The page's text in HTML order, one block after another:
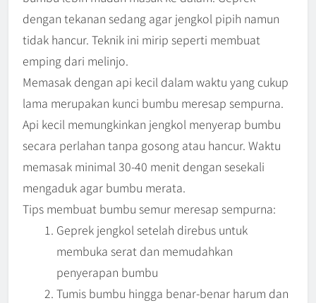
dengan tekanan sedang agar jengkol pipih namun
tidak hancur. Teknik ini mirip seperti membuat
emping dari melinjo.
Memasak dengan api kecil dalam waktu yang cukup
lama merupakan kunci bumbu meresap sempurna.
Api kecil memungkinkan jengkol menyerap bumbu
secara perlahan tanpa gosong atau hancur. Waktu
memasak minimal 30-40 menit dengan sesekali
mengaduk agar bumbu merata.
Tips membuat bumbu semur meresap sempurna:
Geprek jengkol setelah direbus untuk
membuka serat dan memudahkan
penyerapan bumbu
Tumis bumbu hingga benar-benar harum dan